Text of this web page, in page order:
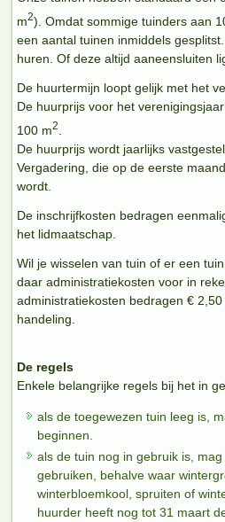
m2). Omdat sommige tuinders aan
een aantal tuinen inmiddels
huren. Of deze altijd aaneensluiten
De huurtermijn loopt gelijk met het
De huurprijs voor het
100 m2
De huurprijs wordt jaarlijks
Vergadering, die op de eerste
wordt.
De inschrijfkosten bedragen
het lidmaatschap.
Wil je wisselen van tuin of er een
daar administratiekosten voor in
administratiekosten bedragen €
handeling.
De regels
Enkele belangrijke regels bij het in
als de toegewezen tuin leeg is,
beginnen.
als de tuin nog in gebruik is,
gebruiken, behalve waar
winterbloemkool, spruiten of
huurder heeft nog tot 31 maart